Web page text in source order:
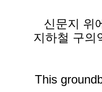
신문지 위
지하철 구의
This